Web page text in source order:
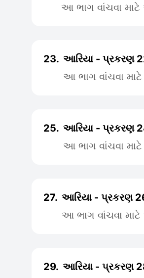
આ ભાગ વાંચવા માટે
23. આરિયા - પ્રકરણ
આ ભાગ વાંચવા
25. આરિયા - પ્રકરણ
આ ભાગ વાંચવા
27. આરિયા - પ્રકરણ
આ ભાગ વાંચવા માટે
29. આરિયા - પ્રકરણ